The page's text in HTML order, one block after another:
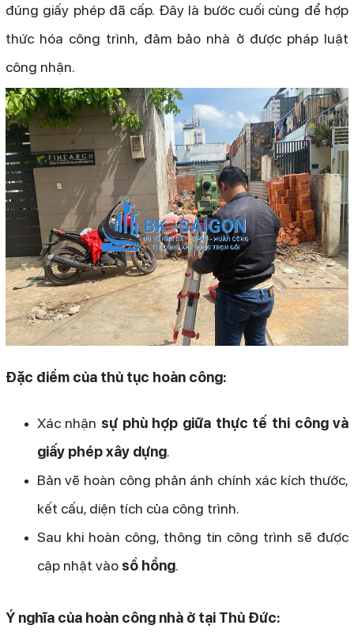
đúng giấy phép đã cấp. Đây là bước cuối cùng để hợp
thức hóa công trình, đảm bảo nhà ở được pháp luật
công nhận.
Đặc điểm của thủ tục hoàn công:
Xác nhận sự phù hợp giữa thực tế thi công và
giấy phép xây dựng.
Bản vẽ hoàn công phản ánh chính xác kích thước,
kết cấu, diện tích của công trình.
Sau khi hoàn công, thông tin công trình sẽ được
cập nhật vào sổ hồng.
Ý nghĩa của hoàn công nhà ở tại Thủ Đức: